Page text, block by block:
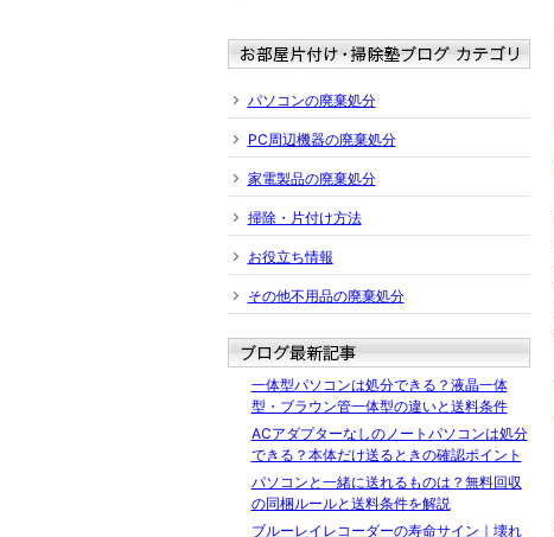
パソコンの廃棄処分
PC周辺機器の廃棄処分
家電製品の廃棄処分
掃除・片付け方法
お役立ち情報
その他不用品の廃棄処分
一体型パソコンは処分できる？液晶一体
型・ブラウン管一体型の違いと送料条件
ACアダプターなしのノートパソコンは処分
できる？本体だけ送るときの確認ポイント
パソコンと一緒に送れるものは？無料回収
の同梱ルールと送料条件を解説
ブルーレイレコーダーの寿命サイン｜壊れ